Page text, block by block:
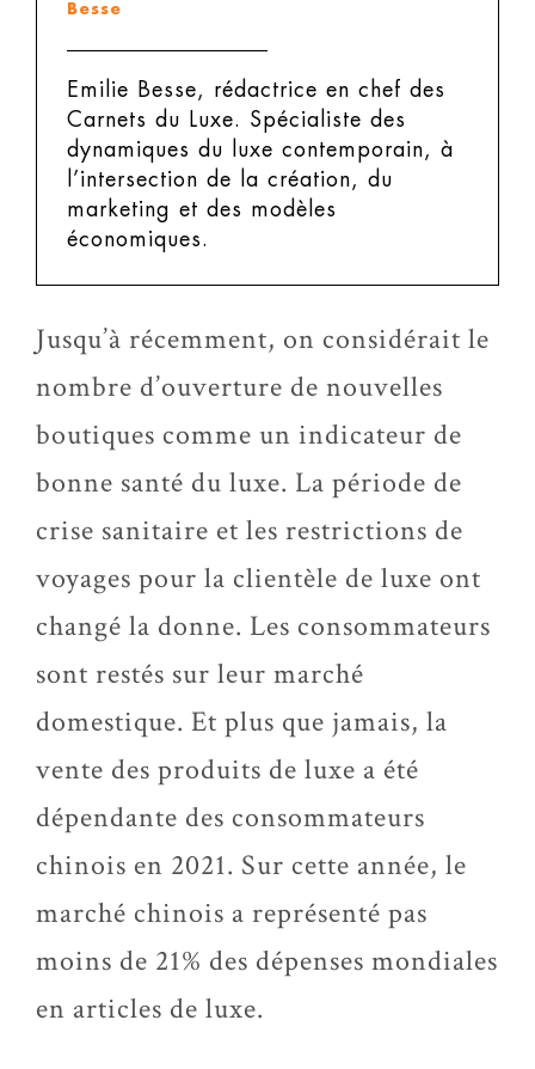
Besse
Emilie Besse, rédactrice en chef des
Carnets du Luxe.
Spécialiste des
dynamiques du luxe contemporain, à
l’intersection de la création, du
marketing et des modèles
économiques.
Jusqu’à récemment, on considérait le
nombre d’ouverture de nouvelles
boutiques comme un indicateur de
bonne santé du luxe. La période de
crise sanitaire et les restrictions de
voyages pour la clientèle de luxe ont
changé la donne. Les consommateurs
sont restés sur leur marché
domestique. Et plus que jamais, la
vente des produits de luxe a été
dépendante des consommateurs
chinois en 2021. Sur cette année, le
marché chinois a représenté pas
moins de 21% des dépenses mondiales
en articles de luxe.